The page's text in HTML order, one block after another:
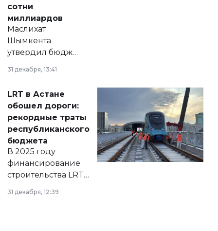
сотни
миллиардов
Маслихат
Шымкента
утвердил бюджет
города на 2026–
2028 годы.
документ
появился в базе
нормативных
правовых актов и
на сайте маслихат
города.
31 декабря, 13:41
LRT в Астане
обошел дороги:
рекордные траты
республиканского
бюджета
В 2025 году
финансирование
строительства LRT
в Астане из
республиканского
31 декабря, 12:39